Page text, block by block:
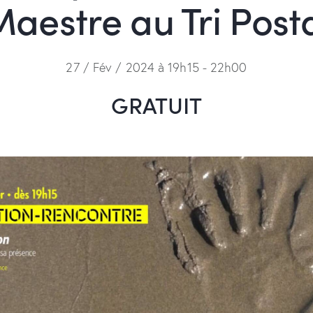
au Tri
27 / Fév / 2024 à 19h15- 22h00
GRATUIT